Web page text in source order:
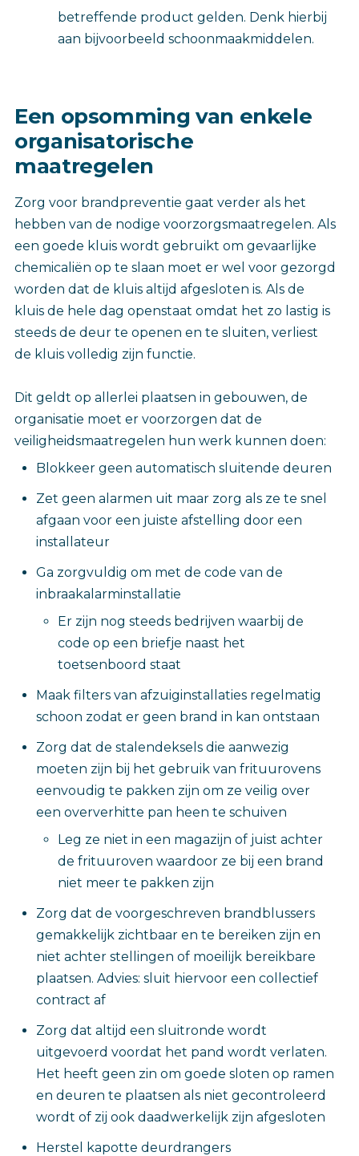
betreffende product gelden. Denk hierbij
aan bijvoorbeeld schoonmaakmiddelen.
Een opsomming van enkele
organisatorische
maatregelen
Zorg voor brandpreventie gaat verder als het
hebben van de nodige voorzorgsmaatregelen. Als
een goede kluis wordt gebruikt om gevaarlijke
chemicaliën op te slaan moet er wel voor gezorgd
worden dat de kluis altijd afgesloten is. Als de
kluis de hele dag openstaat omdat het zo lastig is
steeds de deur te openen en te sluiten, verliest
de kluis volledig zijn functie.
Dit geldt op allerlei plaatsen in gebouwen, de
organisatie moet er voorzorgen dat de
veiligheidsmaatregelen hun werk kunnen doen:
Blokkeer geen automatisch sluitende deuren
Zet geen alarmen uit maar zorg als ze te snel
afgaan voor een juiste afstelling door een
installateur
Ga zorgvuldig om met de code van de
inbraakalarminstallatie
Er zijn nog steeds bedrijven waarbij de
code op een briefje naast het
toetsenboord staat
Maak filters van afzuiginstallaties regelmatig
schoon zodat er geen brand in kan ontstaan
Zorg dat de stalendeksels die aanwezig
moeten zijn bij het gebruik van frituurovens
eenvoudig te pakken zijn om ze veilig over
een oververhitte pan heen te schuiven
Leg ze niet in een magazijn of juist achter
de frituuroven waardoor ze bij een brand
niet meer te pakken zijn
Zorg dat de voorgeschreven brandblussers
gemakkelijk zichtbaar en te bereiken zijn en
niet achter stellingen of moeilijk bereikbare
plaatsen. Advies: sluit hiervoor een collectief
contract af
Zorg dat altijd een sluitronde wordt
uitgevoerd voordat het pand wordt verlaten.
Het heeft geen zin om goede sloten op ramen
en deuren te plaatsen als niet gecontroleerd
wordt of zij ook daadwerkelijk zijn afgesloten
Herstel kapotte deurdrangers